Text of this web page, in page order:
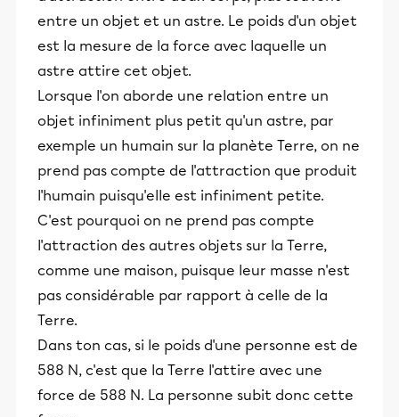
entre un objet et un astre. Le poids d'un objet
est la mesure de la force avec laquelle un
astre attire cet objet.
Lorsque l'on aborde une relation entre un
objet infiniment plus petit qu'un astre, par
exemple un humain sur la planète Terre, on ne
prend pas compte de l'attraction que produit
l'humain puisqu'elle est infiniment petite.
C'est pourquoi on ne prend pas compte
l'attraction des autres objets sur la Terre,
comme une maison, puisque leur masse n'est
pas considérable par rapport à celle de la
Terre.
Dans ton cas, si le poids d'une personne est de
588 N, c'est que la Terre l'attire avec une
force de 588 N. La personne subit donc cette